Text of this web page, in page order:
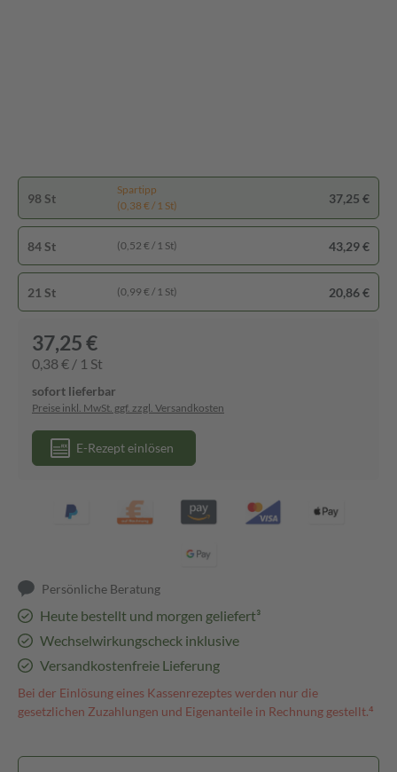
98 St
Spartipp
(0,38 € / 1 St)
37,25 €
84 St (0,52 € / 1 St) 43,29 €
21 St (0,99 € / 1 St) 20,86 €
37,25 €
0,38 € / 1 St
sofort lieferbar
Preise inkl. MwSt. ggf. zzgl. Versandkosten
E-Rezept einlösen
Persönliche Beratung
Heute bestellt und morgen geliefert³
Wechselwirkungscheck inklusive
Versandkostenfreie Lieferung
Bei der Einlösung eines Kassenrezeptes werden nur die
gesetzlichen Zuzahlungen und Eigenanteile in Rechnung gestellt.⁴